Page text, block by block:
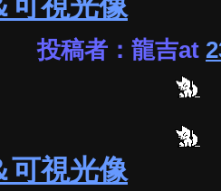
投稿者：龍吉at
可視光像